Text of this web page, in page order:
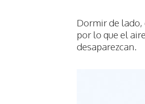
Dormir de lado,
por lo que el
desaparezcan.